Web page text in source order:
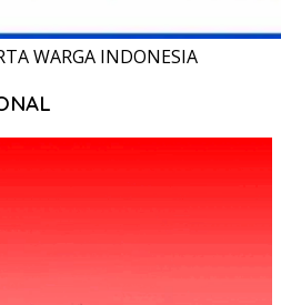
WARGA INDONESIA